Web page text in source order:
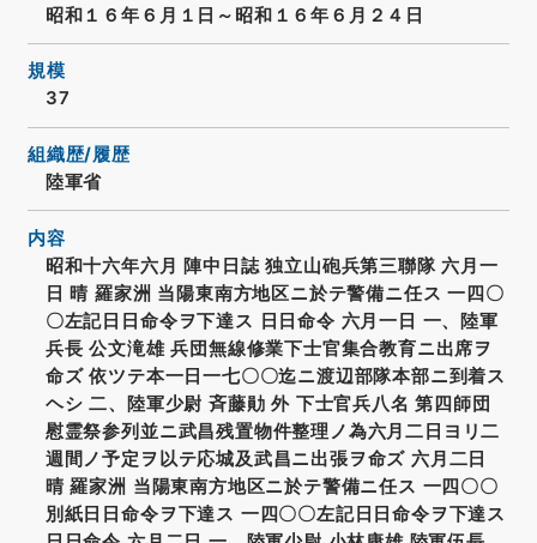
昭和１６年６月１日～昭和１６年６月２４日
規模
37
組織歴/履歴
陸軍省
内容
昭和十六年六月 陣中日誌 独立山砲兵第三聯隊 六月一
日 晴 羅家洲 当陽東南方地区ニ於テ警備ニ任ス 一四〇
〇左記日日命令ヲ下達ス 日日命令 六月一日 一、陸軍
兵長 公文滝雄 兵団無線修業下士官集合教育ニ出席ヲ
命ズ 依ツテ本一日一七〇〇迄ニ渡辺部隊本部ニ到着ス
ヘシ 二、陸軍少尉 斉藤勛 外 下士官兵八名 第四師団
慰霊祭参列並ニ武昌残置物件整理ノ為六月二日ヨリ二
週間ノ予定ヲ以テ応城及武昌ニ出張ヲ命ズ 六月二日
晴 羅家洲 当陽東南方地区ニ於テ警備ニ任ス 一四〇〇
別紙日日命令ヲ下達ス 一四〇〇左記日日命令ヲ下達ス